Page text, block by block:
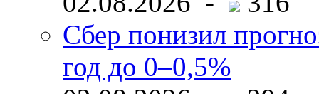
Сбер понизил
год до 0–0,5%